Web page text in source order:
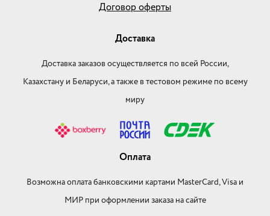
Договор оферты
Доставка
Доставка заказов осуществляется по всей России,
Казахстану и Беларуси, а также в тестовом режиме по всему
миру
Оплата
Возможна оплата банковскими картами MasterCard, Visa и
МИР при оформлении заказа на сайте